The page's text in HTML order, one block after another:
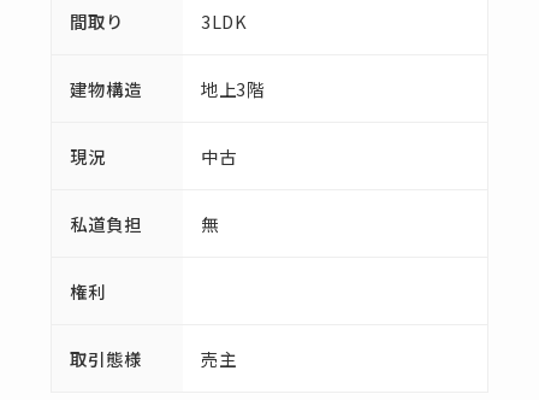
間取り 3LDK
建物構造 地上3階
現況 中古
私道負担 無
権利
取引態様 売主